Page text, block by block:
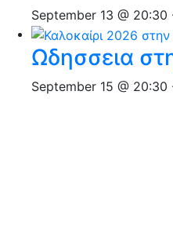
September 13 @ 20:30
Ωδησσεια
September 15 @ 20:30